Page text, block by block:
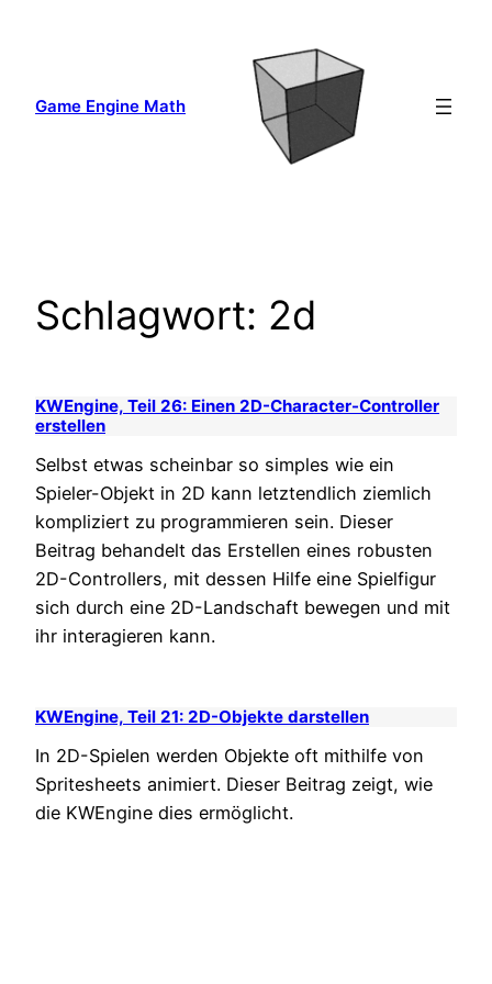
Game Engine Math
Schlagwort: 2d
KWEngine, Teil 26: Einen 2D-Character-Controller
erstellen
Selbst etwas scheinbar so simples wie ein
Spieler-Objekt in 2D kann letztendlich ziemlich
kompliziert zu programmieren sein. Dieser
Beitrag behandelt das Erstellen eines robusten
2D-Controllers, mit dessen Hilfe eine Spielfigur
sich durch eine 2D-Landschaft bewegen und mit
ihr interagieren kann.
KWEngine, Teil 21: 2D-Objekte darstellen
In 2D-Spielen werden Objekte oft mithilfe von
Spritesheets animiert. Dieser Beitrag zeigt, wie
die KWEngine dies ermöglicht.